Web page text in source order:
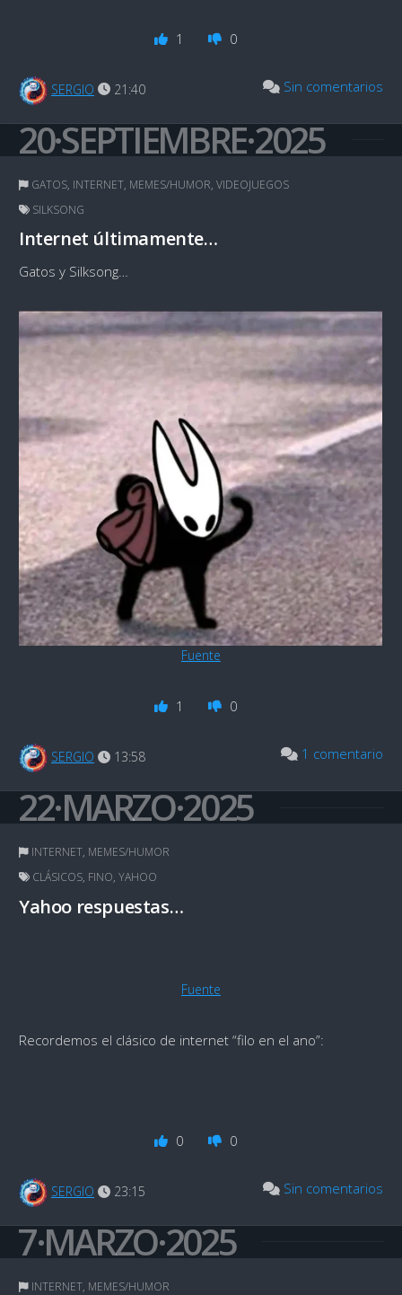
1 0
SERGIO 21:40 Sin comentarios
20·SEPTIEMBRE·2025
GATOS, INTERNET, MEMES/HUMOR, VIDEOJUEGOS
SILKSONG
Internet últimamente…
Gatos y Silksong…
Fuente
1 0
SERGIO 13:58 1 comentario
22·MARZO·2025
INTERNET, MEMES/HUMOR
CLÁSICOS, FINO, YAHOO
Yahoo respuestas…
Fuente
Recordemos el clásico de internet “filo en el ano”:
0 0
SERGIO 23:15 Sin comentarios
7·MARZO·2025
INTERNET, MEMES/HUMOR